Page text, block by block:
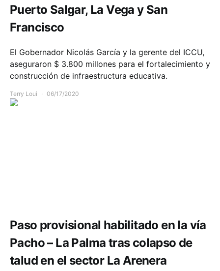
Puerto Salgar, La Vega y San
Francisco
El Gobernador Nicolás García y la gerente del ICCU,
aseguraron $ 3.800 millones para el fortalecimiento y
construcción de infraestructura educativa.
Terry Loui 06/17/2020
Paso provisional habilitado en la vía
Pacho – La Palma tras colapso de
talud en el sector La Arenera